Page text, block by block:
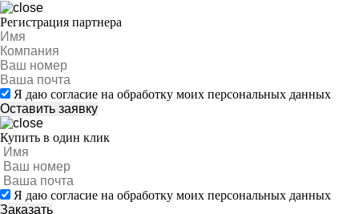
Регистрация партнера
Я даю согласие на обработку моих персональных данных
Купить в один клик
Я даю согласие на обработку моих персональных данных